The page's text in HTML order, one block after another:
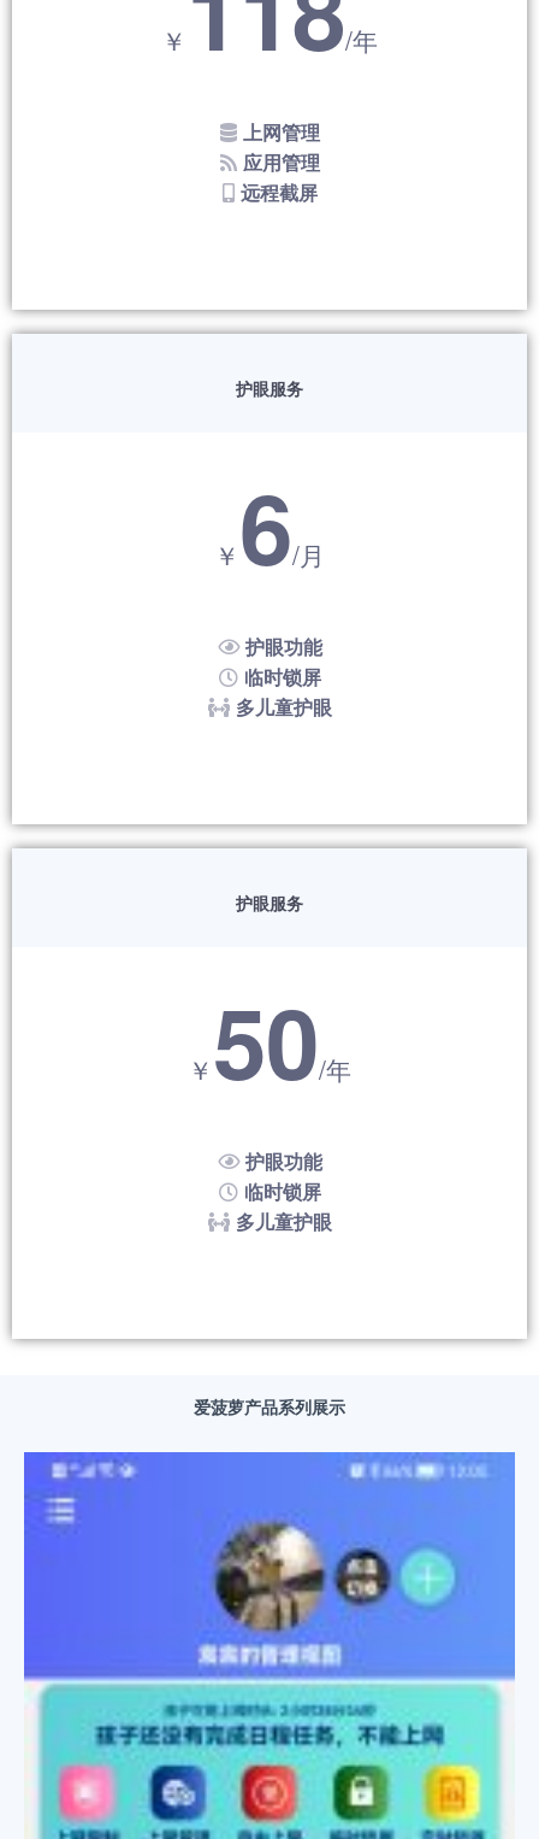
￥ /年
上网管理
应用管理
远程截屏
护眼服务
￥ 6/月
护眼功能
临时锁屏
多儿童护眼
护眼服务
￥ 50/年
护眼功能
临时锁屏
多儿童护眼
爱菠萝产品系列展示